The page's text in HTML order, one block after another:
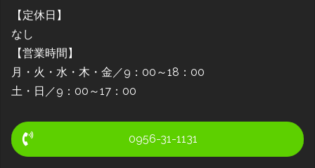
【定休日】
なし
【営業時間】
月・火・水・木・金／9：00～18：00
土・日／9：00～17：00
0956-31-1131